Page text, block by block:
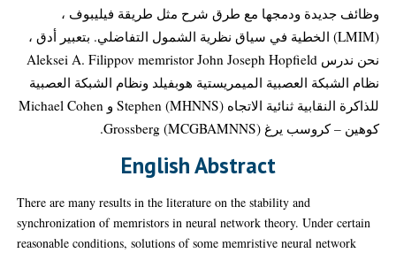
وظائف جديدة ودمجها مع طرق شرح مثل طريقة فيليبوف ،
(LMIM) الخطية في سياق نظرية الشمول التفاضلي. بتعبير أدق ،
نحن ندرس Aleksei A. Filippov memristor John Joseph Hopfield
نظام الشبكة العصبية الميمريستية هوبفيلد ونظام الشبكة العصبية
للذاكرة النقابية ثنائية الاتجاه (MHNNS) Stephen و Michael Cohen
كوهين – كروسب يرغ (MCGBAMNNS) Grossberg.
English Abstract
There are many results in the literature on the stability and
synchronization of memristors in neural network theory. Under certain
reasonable conditions, solutions of some memristive neural network